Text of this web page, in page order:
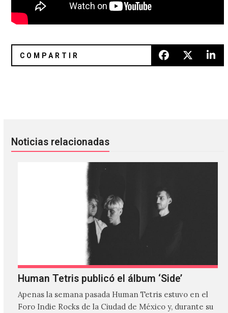
Noticias relacionadas
Human Tetris publicó el álbum ‘Side’
Apenas la semana pasada Human Tetris estuvo en el
Foro Indie Rocks de la Ciudad de México y, durante su